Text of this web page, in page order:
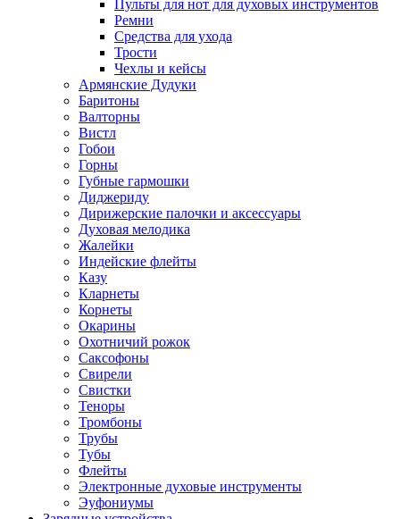
Пульты для нот для духовых инструментов
Ремни
Средства для ухода
Трости
Чехлы и кейсы
Армянские Дудуки
Баритоны
Валторны
Вистл
Гобои
Горны
Губные гармошки
Диджериду
Дирижерские палочки и аксессуары
Духовая мелодика
Жалейки
Индейские флейты
Казу
Кларнеты
Корнеты
Окарины
Охотничий рожок
Саксофоны
Свирели
Свистки
Теноры
Тромбоны
Трубы
Тубы
Флейты
Электронные духовые инструменты
Эуфониумы